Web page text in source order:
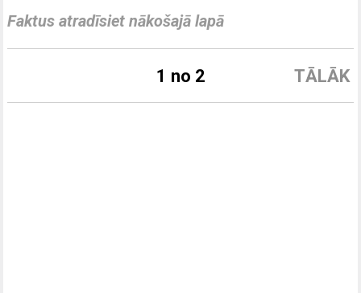
Faktus atradīsiet nākošajā lapā
TĀLĀK
1 no 2